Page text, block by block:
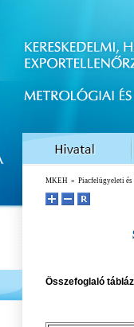
MKEH » Piacfelügyeleti
Összefoglaló